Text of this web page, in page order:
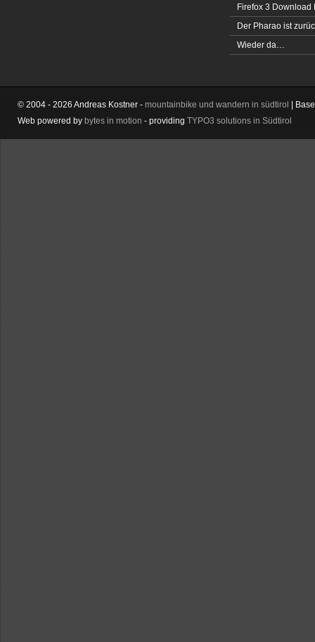
Firefox 3 Download
Der Pharao ist
Wieder da…
© 2004 - 2026 Andreas Kostner - mountainbike und wandern in südtirol |
Web powered by bytes in motion - providing TYPO3 solutions in Südtirol